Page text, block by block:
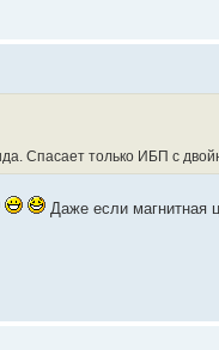
Спасает только ИБП с
Даже если магнитная